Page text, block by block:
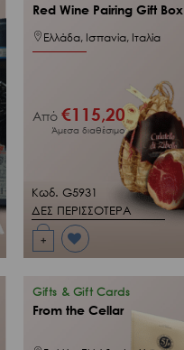
Προσθήκη
μου
+
Κωδ. G5931
ΔΕΣ ΠΕΡΙΣΣΟΤΕΡΑ
Red Wine Pairing Gift Box
Ελλάδα, Ισπανία, Ιταλία
Από€115,20
Άμεσα διαθέσιμο
Gifts & Gift Cards
From the Cellar